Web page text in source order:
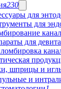
230
для
для
для
шприцы и
и